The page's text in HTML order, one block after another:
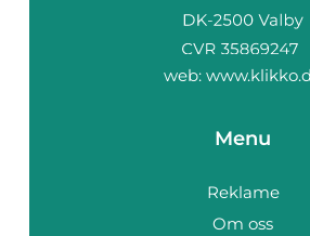
web:
Menu
Reklame
Om oss